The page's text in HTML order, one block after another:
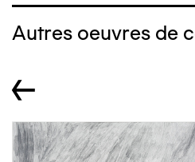
Autres oeuvres de
←